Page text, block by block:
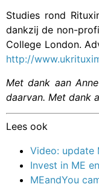
Studies rond
dankzij de non-
College London.
http://
Met dank aan
daarvan. Met dank
Lees ook
Video: update
Invest in ME
MEandYou